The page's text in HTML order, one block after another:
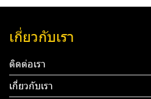
เกี่ยวกับเรา
ติดต่อเรา
เกี่ยวกับเรา